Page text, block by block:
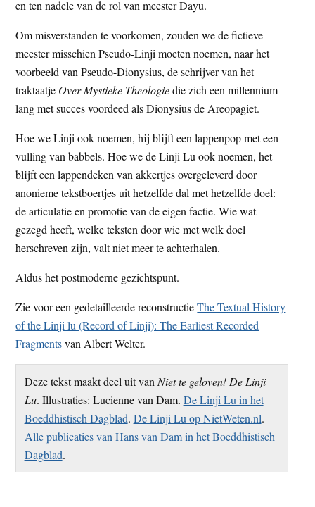
en ten nadele van de rol van meester Dayu.
Om misverstanden te voorkomen, zouden we de fictieve
meester misschien Pseudo-Linji moeten noemen, naar het
voorbeeld van Pseudo-Dionysius, de schrijver van het
traktaatje OverMystieke Theologiedie zich een millennium
lang met succes voordeed als Dionysius de Areopagiet.
Hoe we Linji ook noemen, hij blijft een lappenpop met een
vulling van babbels. Hoe we de Linji Lu ook noemen, het
blijft een lappendeken van akkertjes overgeleverd door
anonieme tekstboertjes uit hetzelfde dal met hetzelfde doel:
de articulatie en promotie van de eigen factie. Wie wat
gezegd heeft, welke teksten door wie met welk doel
herschreven zijn, valt niet meer te achterhalen.
Aldus het postmoderne gezichtspunt.
Zie voor een gedetailleerde reconstructieThe Textual History
of the Linji lu (Record of Linji): The Earliest Recorded
Fragmentsvan Albert Welter.
Deze tekst maakt deel uit van Niet te geloven! De Linji
Lu. Illustraties: Lucienne van Dam. De Linji Lu in het
Boeddhistisch Dagblad. De Linji Lu op NietWeten.nl.
Alle publicaties van Hans van Dam in het Boeddhistisch
Dagblad.